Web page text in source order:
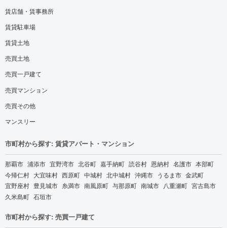
賃店舗・賃事務所
賃貸駐車場
賃貸土地
売買土地
売買一戸建て
売買マンション
売買その他
マンスリー
市町村から探す: 賃貸アパート・マンション
那覇市 浦添市 宜野湾市 北谷町 嘉手納町 読谷村 恩納村 名護市 本部町
今帰仁村 大宜味村 西原町 中城村 北中城村 沖縄市 うるま市 金武町
宜野座村 豊見城市 糸満市 南風原町 与那原町 南城市 八重瀬町 宮古島市
久米島町 石垣市
市町村から探す: 売買一戸建て